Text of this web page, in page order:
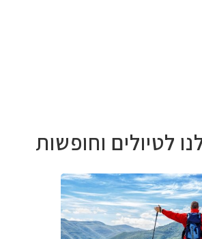
לטיולים וחופשות